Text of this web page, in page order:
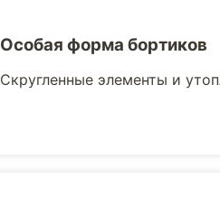
Особая форма бортиков
Скругленные элементы и